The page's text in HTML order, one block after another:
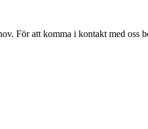
För att komma i kontakt med oss